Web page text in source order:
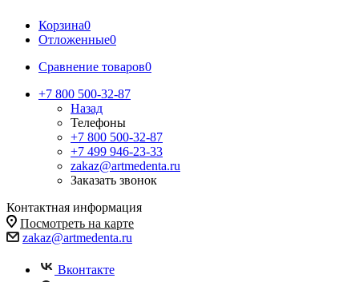
Корзина0
Отложенные0
Сравнение товаров0
+7 800 500-32-87
Назад
Телефоны
+7 800 500-32-87
+7 499 946-23-33
zakaz@artmedenta.ru
Заказать звонок
Контактная информация
Посмотреть на карте
zakaz@artmedenta.ru
Вконтакте